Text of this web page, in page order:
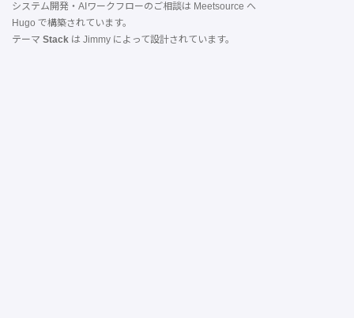
システム開発・AIワークフローのご相談は Meetsource へ
Hugo で構築されています。
テーマ Stack は Jimmy によって設計されています。